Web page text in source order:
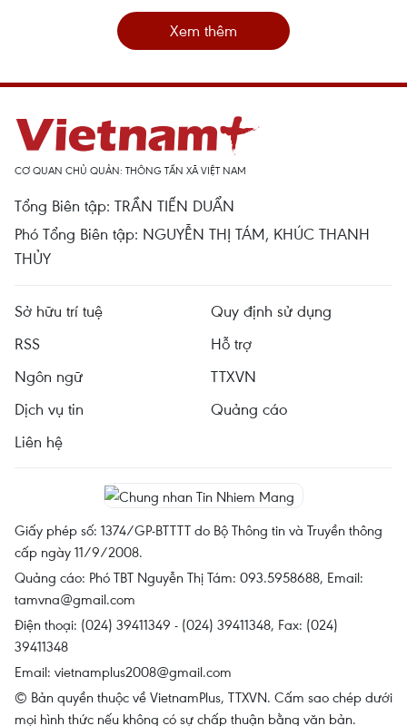
Xem thêm
CƠ QUAN CHỦ QUẢN: THÔNG TẤN XÃ VIỆT NAM
Tổng Biên tập: TRẦN TIẾN DUẨN
Phó Tổng Biên tập: NGUYỄN THỊ TÁM, KHÚC THANH
THỦY
Sở hữu trí tuệ
Quy định sử dụng
RSS
Hỗ trợ
Ngôn ngữ
TTXVN
Dịch vụ tin
Quảng cáo
Liên hệ
Giấy phép số: 1374/GP-BTTTT do Bộ Thông tin và Truyền thông
cấp ngày 11/9/2008.
Quảng cáo: Phó TBT Nguyễn Thị Tám: 093.5958688, Email:
tamvna@gmail.com
Điện thoại: (024) 39411349 - (024) 39411348, Fax: (024)
39411348
Email: vietnamplus2008@gmail.com
© Bản quyền thuộc về VietnamPlus, TTXVN. Cấm sao chép dưới
mọi hình thức nếu không có sự chấp thuận bằng văn bản.